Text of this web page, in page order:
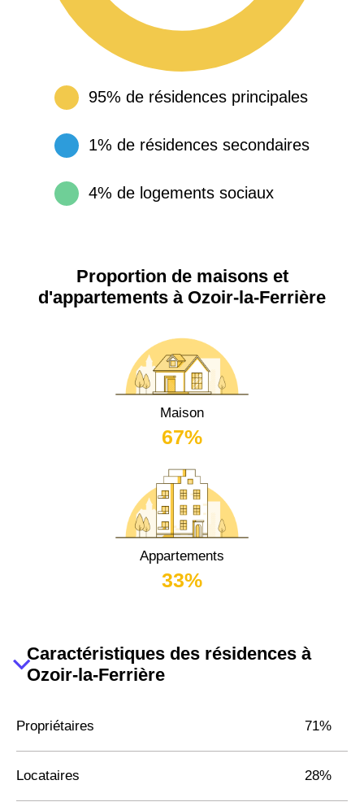
95% de résidences principales
1% de résidences secondaires
4% de logements sociaux
Proportion de maisons et
d'appartements à Ozoir-la-Ferrière
Maison
67%
Appartements
33%
Caractéristiques des résidences à
Ozoir-la-Ferrière
Propriétaires 71%
Locataires 28%